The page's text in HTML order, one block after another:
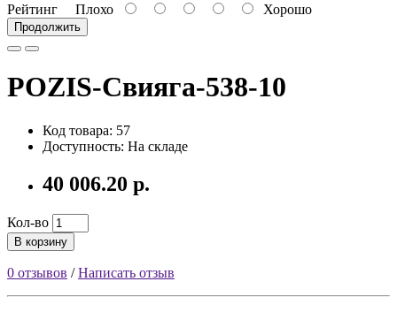
Рейтинг Плохо Хорошо
Продолжить
POZIS-Свияга-538-10
Код товара: 57
Доступность: На складе
40 006.20 р.
Кол-во
В корзину
0 отзывов /Написать отзыв